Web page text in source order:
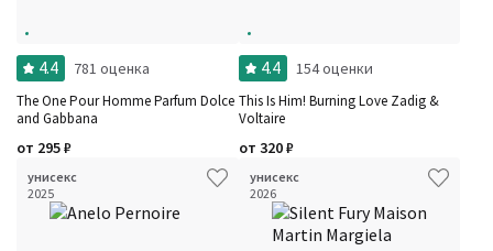
4.4 781 оценка
The One Pour Homme Parfum Dolce
and Gabbana
от 295₽
4.4 154 оценки
This Is Him! Burning Love Zadig &
Voltaire
от 320₽
унисекс
2025
унисекс
2026